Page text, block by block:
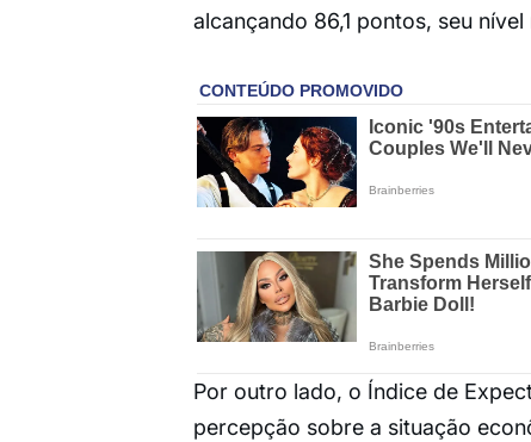
alcançando 86,1 pontos, seu
Por outro lado, o Índice de
percepção sobre a situação